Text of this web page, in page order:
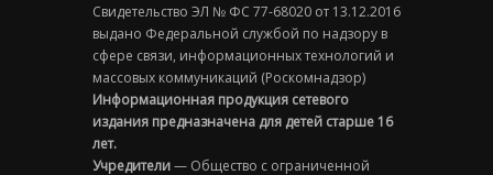
Свидетельство ЭЛ № ФС 77-68020 от 13.12.2016
выдано Федеральной службой по надзору в
сфере связи, информационных технологий и
массовых коммуникаций (Роскомнадзор)
Информационная продукция сетевого
издания предназначена для детей старше 16
лет.
Учредители— Общество с ограниченной